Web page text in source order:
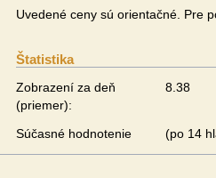
Uvedené ceny sú orientačné. Pre
Štatistika
Zobrazení za deň
(priemer):
8.38
Súčasné hodnotenie (po 14